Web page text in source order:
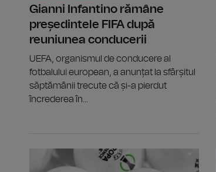
Gianni Infantino rămâne
președintele FIFA după
reuniunea conducerii
UEFA, organismul de conducere al
fotbalului european, a anunțat la sfârșitul
săptămânii trecute că și-a pierdut
încrederea în...